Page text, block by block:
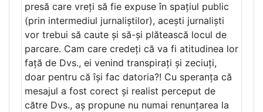
presă care vreți să fie expuse în spațiul public
(prin intermediul jurnaliștilor), acești jurnaliști
vor trebui să caute și să-și plătească locul de
parcare. Cam care credeți că va fi atitudinea lor
față de Dvs., ei venind transpirați și zeciuți,
doar pentru că își fac datoria?! Cu speranța că
mesajul a fost corect și realist perceput de
către Dvs., aș propune nu numai renunțarea la